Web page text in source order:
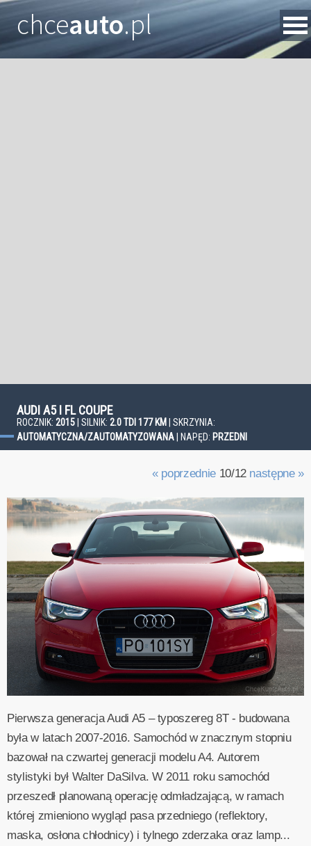
chceauto.pl
AUDI A5 I FL COUPE
ROCZNIK: 2015 | SILNIK: 2.0 TDI 177 KM
| SKRZYNIA:
AUTOMATYCZNA/ZAUTOMATYZOWANA | NAPĘD: PRZEDNI
« poprzednie10/12 następne »
Pierwsza generacja Audi A5 – typoszereg 8T - budowana
była w latach 2007-2016. Samochód w znacznym stopniu
bazował na czwartej generacji modelu A4. Autorem
stylistyki był Walter DaSilva. W 2011 roku samochód
przeszedł planowaną operację odmładzającą, w ramach
której zmieniono wygląd pasa przedniego (reflektory,
maska, osłona chłodnicy) i tylnego zderzaka oraz lamp...